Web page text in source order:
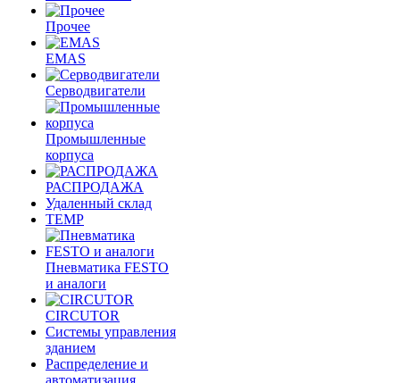
Прочее
EMAS
Cерводвигатели
Промышленные
корпуса
РАСПРОДАЖА
Удаленный склад
TEMP
Пневматика FESTO
и аналоги
CIRCUTOR
Системы управления
зданием
Распределение и
автоматизация